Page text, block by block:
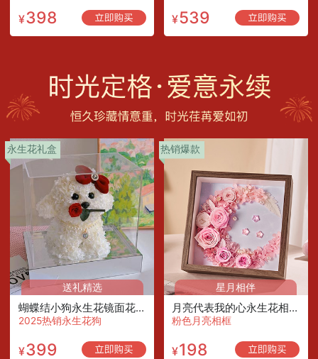
¥398 ¥539
永生花礼盒
送礼精选
蝴蝶结小狗永生花镜面花盒/玫瑰款
2025热销永生花狗
¥399
热销爆款
星月相伴
月亮代表我的心永生花相框/少女粉
粉色月亮相框
¥198